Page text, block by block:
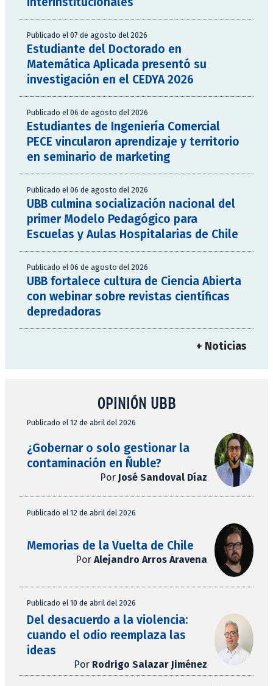
Publicado el 07 de agosto del 2026
Estudiante del Doctorado en
Matemática Aplicada presentó su
investigación en el CEDYA 2026
Publicado el 06 de agosto del 2026
Estudiantes de Ingeniería Comercial
PECE vincularon aprendizaje y territorio
en seminario de marketing
Publicado el 06 de agosto del 2026
UBB culmina socialización nacional del
primer Modelo Pedagógico para
Escuelas y Aulas Hospitalarias de Chile
Publicado el 06 de agosto del 2026
UBB fortalece cultura de Ciencia Abierta
con webinar sobre revistas científicas
depredadoras
+ Noticias
OPINIÓN UBB
Publicado el 12 de abril del 2026
¿Gobernar o solo gestionar la
contaminación en Ñuble?
Por José Sandoval Díaz
Publicado el 12 de abril del 2026
Memorias de la Vuelta de Chile
Por Alejandro Arros Aravena
Publicado el 10 de abril del 2026
Del desacuerdo a la violencia:
cuando el odio reemplaza las
ideas
Por Rodrigo Salazar Jiménez